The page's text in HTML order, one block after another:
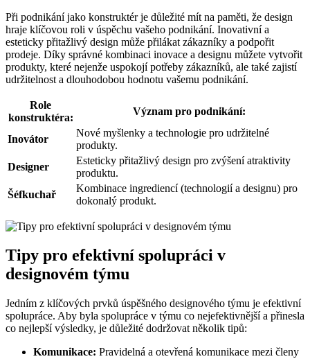
Při podnikání jako konstruktér je důležité mít na paměti, že design
hraje klíčovou roli v úspěchu vašeho podnikání. Inovativní a
esteticky přitažlivý design může přilákat zákazníky a podpořit
prodeje. Díky správné kombinaci inovace a designu můžete vytvořit
produkty, které nejenže uspokojí potřeby zákazníků, ale také zajistí
udržitelnost a dlouhodobou hodnotu vašemu podnikání.
Role
konstruktéra:
Význam pro podnikání:
Inovátor
Nové myšlenky a technologie pro udržitelné
produkty.
Designer
Esteticky přitažlivý design pro zvýšení atraktivity
produktu.
Šéfkuchař
Kombinace ingrediencí (technologií a designu) pro
dokonalý produkt.
Tipy pro efektivní spolupráci v
designovém týmu
Jedním z klíčových prvků úspěšného designového týmu je efektivní
spolupráce. Aby byla spolupráce v týmu co nejefektivnější a přinesla
co nejlepší výsledky, je důležité dodržovat několik tipů:
Komunikace: Pravidelná a otevřená komunikace mezi členy